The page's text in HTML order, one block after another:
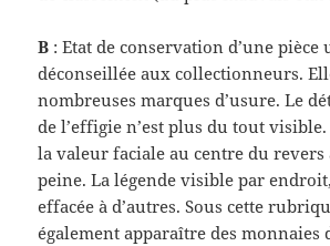
B : Etat de conservation d’une pièce
déconseillée aux collectionneurs.
nombreuses marques d’usure. Le
de l’effigie n’est plus du tout
la valeur faciale au centre du revers
peine. La légende visible par
effacée à d’autres. Sous cette
également apparaître des monnaies